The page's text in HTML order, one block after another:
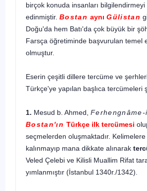
birçok konuda insanları bilgilendirmeyi
edinmiştir. BostanaynıGülistan
Doğu'da hem Batı'da çok büyük bir
Farsça öğretiminde başvuru­lan temel
olmuştur.
Eserin çeşitli dillere tercüme ve şerhleri
Türkçe'ye yapılan başlıca tercümeleri
1. Mesud b. Ahmed, Ferhengnâme-
Bostan'ınTürkçe ilk ter­cümesi
seçmelerden oluşmaktadır. Ke­limelere
kalınmayıp mana dikkate alınarak
Veled Çelebi ve Kilisli Muallim Rifat
yımlanmıştır (İstanbul 1340r./1342).